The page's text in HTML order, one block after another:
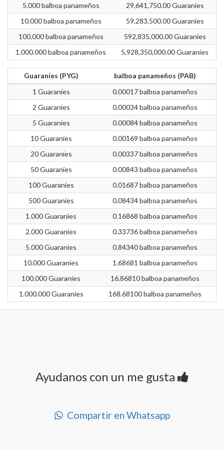
5.000 balboa panameños
29,641,750.00 Guaraníes
10.000 balboa panameños
59,283,500.00 Guaraníes
100.000 balboa panameños
592,835,000.00 Guaraníes
1.000.000 balboa panameños
5,928,350,000.00 Guaraníes
Guaraníes (PYG)
balboa panameños (PAB)
1 Guaraníes
0.00017 balboa panameños
2 Guaraníes
0.00034 balboa panameños
5 Guaraníes
0.00084 balboa panameños
10 Guaraníes
0.00169 balboa panameños
20 Guaraníes
0.00337 balboa panameños
50 Guaraníes
0.00843 balboa panameños
100 Guaraníes
0.01687 balboa panameños
500 Guaraníes
0.08434 balboa panameños
1.000 Guaraníes
0.16868 balboa panameños
2.000 Guaraníes
0.33736 balboa panameños
5.000 Guaraníes
0.84340 balboa panameños
10.000 Guaraníes
1.68681 balboa panameños
100.000 Guaraníes
16.86810 balboa panameños
1.000.000 Guaraníes
168.68100 balboa panameños
Ayudanos con un me gusta
Compartir en Whatsapp